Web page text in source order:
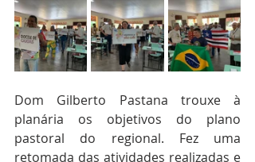
Dom Gilberto Pastana trouxe à
planária os objetivos do plano
pastoral do regional. Fez uma
retomada das atividades realizadas e